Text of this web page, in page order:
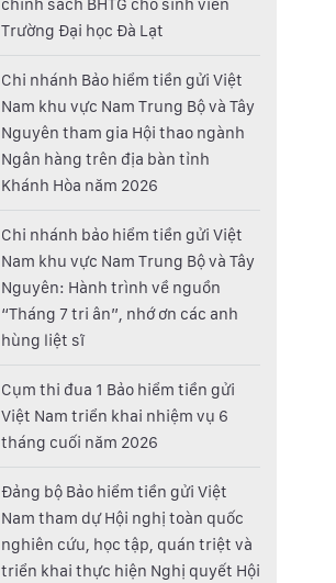
chính sách BHTG cho sinh viên
Trường Đại học Đà Lạt
Chi nhánh Bảo hiểm tiền gửi Việt
Nam khu vực Nam Trung Bộ và Tây
Nguyên tham gia Hội thao ngành
Ngân hàng trên địa bàn tỉnh
Khánh Hòa năm 2026
Chi nhánh bảo hiểm tiền gửi Việt
Nam khu vực Nam Trung Bộ và Tây
Nguyên: Hành trình về nguồn
“Tháng 7 tri ân”, nhớ ơn các anh
hùng liệt sĩ
Cụm thi đua 1 Bảo hiểm tiền gửi
Việt Nam triển khai nhiệm vụ 6
tháng cuối năm 2026
Đảng bộ Bảo hiểm tiền gửi Việt
Nam tham dự Hội nghị toàn quốc
nghiên cứu, học tập, quán triệt và
triển khai thực hiện Nghị quyết Hội